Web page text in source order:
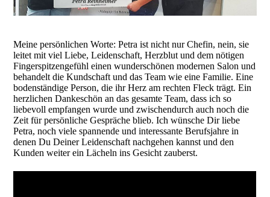
Meine persönlichen Worte: Petra ist nicht nur Chefin, nein, sie
leitet mit viel Liebe, Leidenschaft, Herzblut und dem nötigen
Fingerspitzengefühl einen wunderschönen modernen Salon und
behandelt die Kundschaft und das Team wie eine Familie. Eine
bodenständige Person, die ihr Herz am rechten Fleck trägt. Ein
herzlichen Dankeschön an das gesamte Team, dass ich so
liebevoll empfangen wurde und zwischendurch auch noch die
Zeit für persönliche Gespräche blieb. Ich wünsche Dir liebe
Petra, noch viele spannende und interessante Berufsjahre in
denen Du Deiner Leidenschaft nachgehen kannst und den
Kunden weiter ein Lächeln ins Gesicht zauberst.